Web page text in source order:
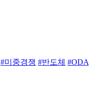
#미중경쟁 #반도체 #ODA